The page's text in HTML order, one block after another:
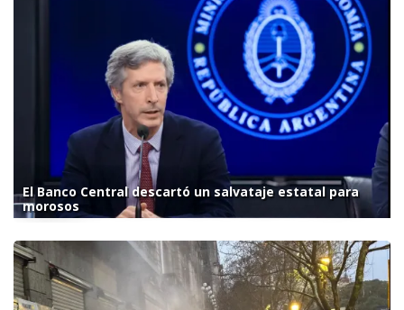
El Banco Central descartó un salvataje estatal para
morosos